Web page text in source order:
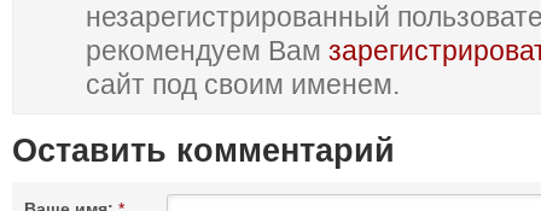
незарегистрированный
рекомендуем Вам
сайт под своим именем.
Оставить комментарий